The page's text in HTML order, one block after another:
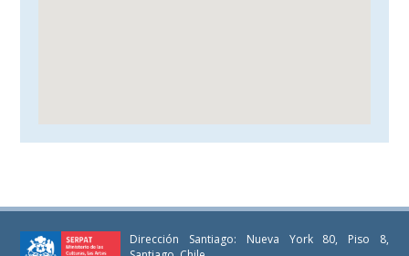
Dirección Santiago: Nueva York 80, Piso 8,